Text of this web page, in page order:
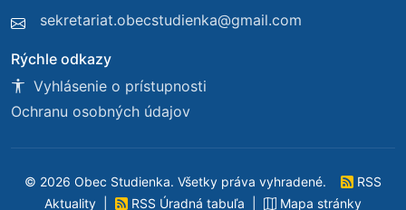
sekretariat.obecstudienka@gmail.com
Rýchle odkazy
Vyhlásenie o prístupnosti
Ochranu osobných údajov
© 2026 Obec Studienka. Všetky práva vyhradené.
RSS
Aktuality
RSS Úradná tabuľa Mapa stránky